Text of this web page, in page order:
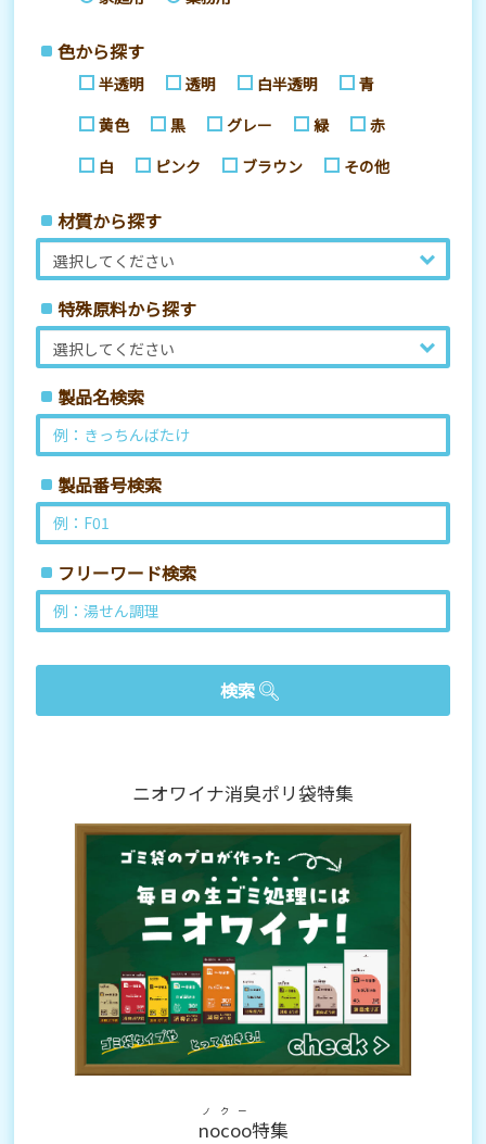
色から探す
半透明 透明 白半透明
青
黄色
黒 グレー 緑
赤
白
ピンク ブラウン その他
材質から探す
特殊原料から探す
製品名検索
製品番号検索
フリーワード検索
ニオワイナ消臭ポリ袋特集
nocoo
ノクー
特集